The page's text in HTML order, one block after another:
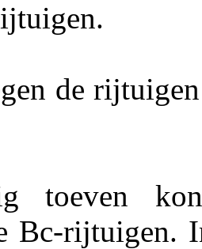
de
toeven
Bc-rijtuigen.